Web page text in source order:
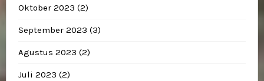
Oktober 2023 (2)
September 2023 (3)
Agustus 2023 (2)
Juli 2023 (2)